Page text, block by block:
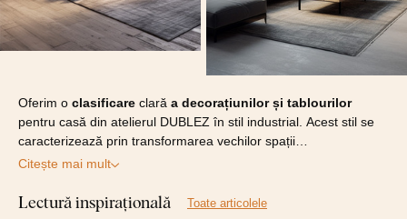
Oferim o clasificare clară a decorațiunilor și tablourilor
pentru casă din atelierul DUBLEZ în stil industrial. Acest stil se
caracterizează prin transformarea vechilor spații…
Citește mai mult
Lectură inspirațională Toate articolele